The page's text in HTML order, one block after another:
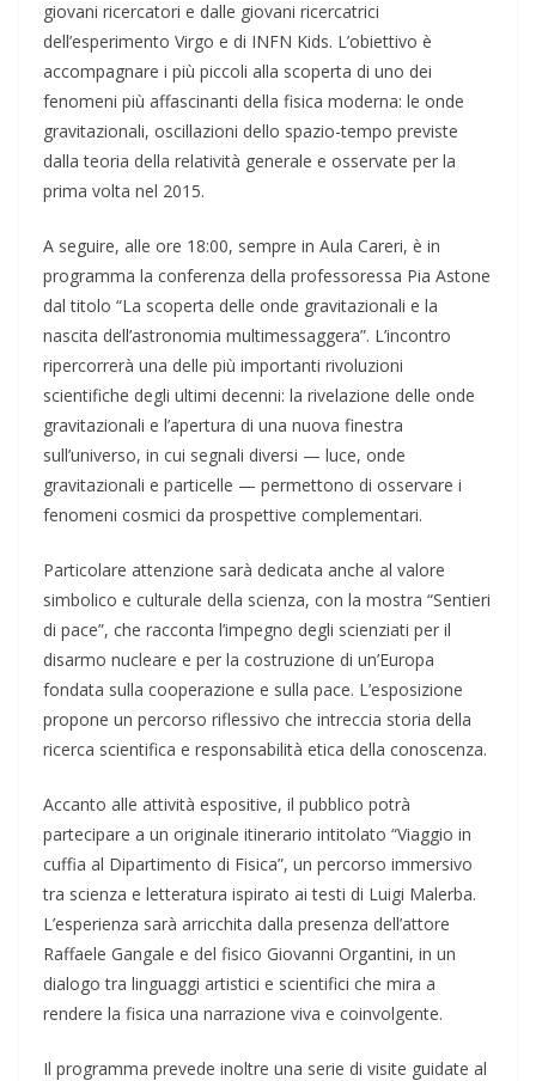
giovani ricercatori e dalle giovani ricercatrici
dell’esperimento Virgo e di INFN Kids. L’obiettivo è
accompagnare i più piccoli alla scoperta di uno dei
fenomeni più affascinanti della fisica moderna: le onde
gravitazionali, oscillazioni dello spazio-tempo previste
dalla teoria della relatività generale e osservate per la
prima volta nel 2015.
A seguire, alle ore 18:00, sempre in Aula Careri, è in
programma la conferenza della professoressa Pia Astone
dal titolo “La scoperta delle onde gravitazionali e la
nascita dell’astronomia multimessaggera”. L’incontro
ripercorrerà una delle più importanti rivoluzioni
scientifiche degli ultimi decenni: la rivelazione delle onde
gravitazionali e l’apertura di una nuova finestra
sull’universo, in cui segnali diversi — luce, onde
gravitazionali e particelle — permettono di osservare i
fenomeni cosmici da prospettive complementari.
Particolare attenzione sarà dedicata anche al valore
simbolico e culturale della scienza, con la mostra “Sentieri
di pace”, che racconta l’impegno degli scienziati per il
disarmo nucleare e per la costruzione di un’Europa
fondata sulla cooperazione e sulla pace. L’esposizione
propone un percorso riflessivo che intreccia storia della
ricerca scientifica e responsabilità etica della conoscenza.
Accanto alle attività espositive, il pubblico potrà
partecipare a un originale itinerario intitolato “Viaggio in
cuffia al Dipartimento di Fisica”, un percorso immersivo
tra scienza e letteratura ispirato ai testi di Luigi Malerba.
L’esperienza sarà arricchita dalla presenza dell’attore
Raffaele Gangale e del fisico Giovanni Organtini, in un
dialogo tra linguaggi artistici e scientifici che mira a
rendere la fisica una narrazione viva e coinvolgente.
Il programma prevede inoltre una serie di visite guidate al